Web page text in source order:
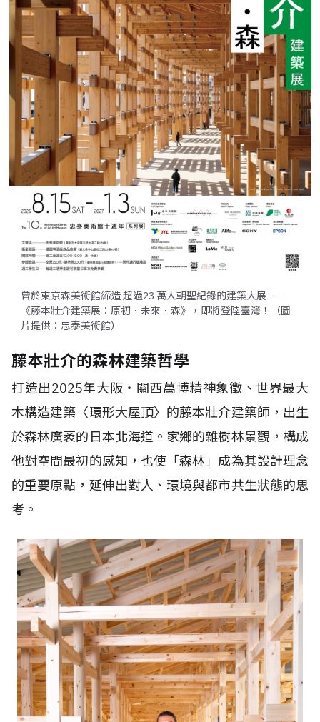
曾於東京森美術館締造 超過23 萬人朝聖紀錄的建築大展——
《藤本壯介建築展：原初．未來．森》，即將登陸臺灣！（圖
片提供：忠泰美術館）
藤本壯介的森林建築哲學
打造出2025年大阪・關西萬博精神象徵、世界最大
木構造建築〈環形大屋頂〉的藤本壯介建築師，出生
於森林廣袤的日本北海道。家鄉的雜樹林景觀，構成
他對空間最初的感知，也使「森林」成為其設計理念
的重要原點，延伸出對人、環境與都市共生狀態的思
考。